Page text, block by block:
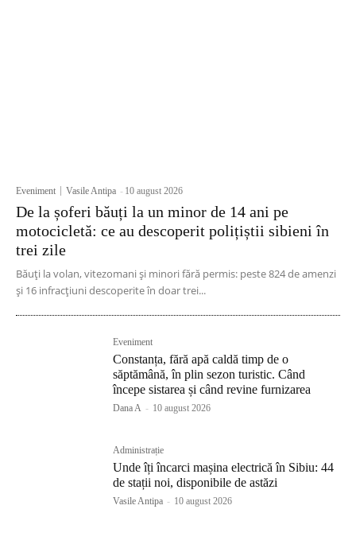
Eveniment Vasile Antipa - 10 august 2026
De la șoferi băuți la un minor de 14 ani pe
motocicletă: ce au descoperit polițiștii sibieni în
trei zile
Băuți la volan, vitezomani și minori fără permis: peste 824 de amenzi
și 16 infracțiuni descoperite în doar trei...
Eveniment
Constanța, fără apă caldă timp de o
săptămână, în plin sezon turistic. Când
începe sistarea și când revine furnizarea
Dana A - 10 august 2026
Administrație
Unde îți încarci mașina electrică în Sibiu: 44
de stații noi, disponibile de astăzi
Vasile Antipa - 10 august 2026